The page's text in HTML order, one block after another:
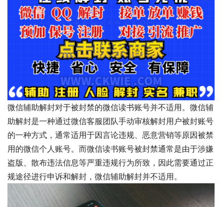
微信辅助解封对于被封禁的微信读书账号并不适用。微信辅
助解封是一种通过微信客服团队手动审核解封用户被封账号
的一种方式，通常适用于因言论违规、恶意营销等原因被禁
用的微信个人账号。而微信读书账号被封禁通常是由于涉嫌
盗版、散布违法信息等严重违规行为所致，因此需要通过正
规途径进行申诉和解封，微信辅助解封并不适用。